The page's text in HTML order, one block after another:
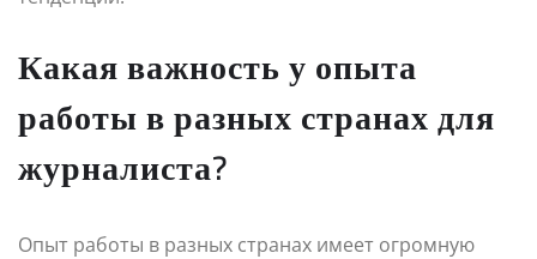
Какая важность у опыта
работы в разных странах для
журналиста?
Опыт работы в разных странах имеет огромную